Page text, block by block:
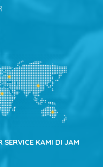
SERVICE KAMI DI JAM